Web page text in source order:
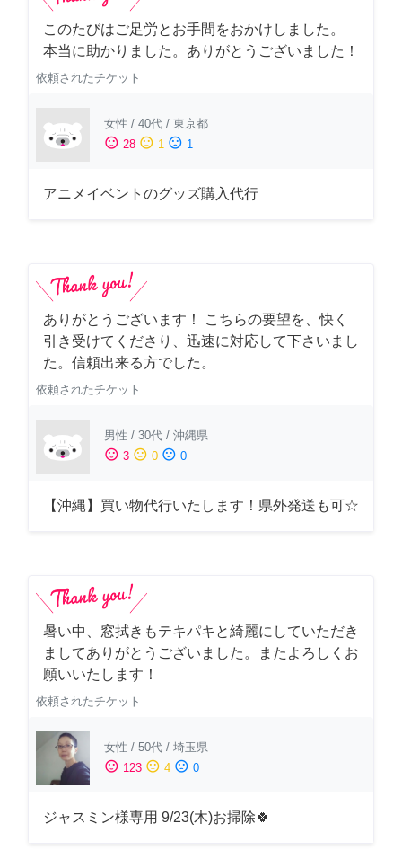
このたびはご足労とお手間をおかけしました。
本当に助かりました。ありがとうございました！
依頼されたチケット
女性 / 40代 / 東京都
sentiment_satisfied 28 sentiment_neutral 1 sentiment_dissatisfied 1
アニメイベントのグッズ購入代行
ありがとうございます！ こちらの要望を、快く
引き受けてくださり、迅速に対応して下さいまし
た。信頼出来る方でした。
依頼されたチケット
男性 / 30代 / 沖縄県
sentiment_satisfied 3 sentiment_neutral 0 sentiment_dissatisfied 0
【沖縄】買い物代行いたします！県外発送も可☆
暑い中、窓拭きもテキパキと綺麗にしていただき
ましてありがとうございました。またよろしくお
願いいたします！
依頼されたチケット
女性 / 50代 / 埼玉県
sentiment_satisfied 123 sentiment_neutral 4 sentiment_dissatisfied 0
ジャスミン様専用 9/23(木)お掃除🍀